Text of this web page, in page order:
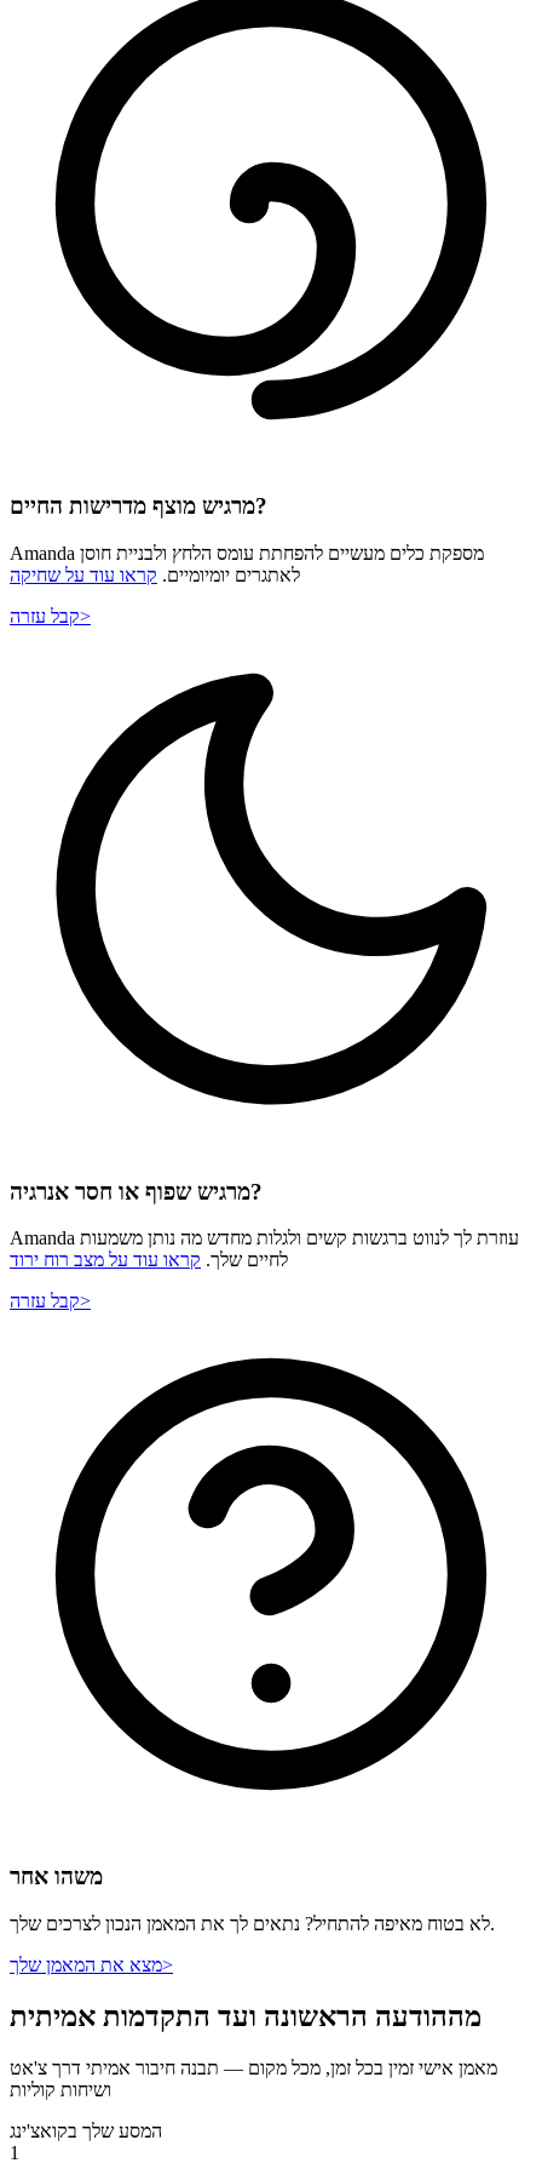
מרגיש מוצף מדרישות החיים?
Amanda מספקת כלים מעשיים להפחתת עומס הלחץ ולבניית חוסן
לאתגרים יומיומיים. קראו עוד על שחיקה
קבל עזרה>
מרגיש שפוף או חסר אנרגיה?
Amanda עוזרת לך לנווט ברגשות קשים ולגלות מחדש מה נותן משמעות
לחיים שלך. קראו עוד על מצב רוח ירוד
קבל עזרה>
משהו אחר
לא בטוח מאיפה להתחיל? נתאים לך את המאמן הנכון לצרכים שלך.
מצא את המאמן שלך>
מההודעה הראשונה ועד התקדמות אמיתית
מאמן אישי זמין בכל זמן, מכל מקום — תבנה חיבור אמיתי דרך צ'אט
ושיחות קוליות
המסע שלך בקואצ'ינג
1